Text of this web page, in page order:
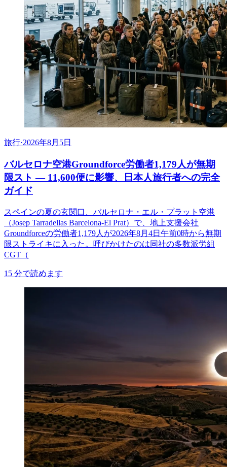
旅行·2026年8月5日
バルセロナ空港Groundforce労働者1,179人が無期
限スト ― 11,600便に影響、日本人旅行者への完全
ガイド
スペインの夏の玄関口、バルセロナ・エル・プラット空港
（Josep Tarradellas Barcelona-El Prat）で、地上支援会社
Groundforceの労働者1,179人が2026年8月4日午前0時から無期
限ストライキに入った。呼びかけたのは同社の多数派労組
CGT（
15 分で読めます